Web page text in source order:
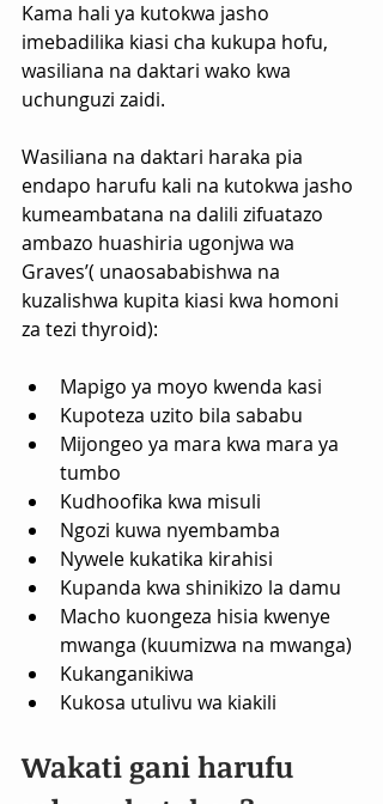
Kama hali ya kutokwa jasho
imebadilika kiasi cha kukupa hofu,
wasiliana na daktari wako kwa
uchunguzi zaidi.
Wasiliana na daktari haraka pia
endapo harufu kali na kutokwa jasho
kumeambatana na dalili zifuatazo
ambazo huashiria ugonjwa wa
Graves’( unaosababishwa na
kuzalishwa kupita kiasi kwa homoni
za tezi thyroid):
Mapigo ya moyo kwenda kasi
Kupoteza uzito bila sababu
Mijongeo ya mara kwa mara ya
tumbo
Kudhoofika kwa misuli
Ngozi kuwa nyembamba
Nywele kukatika kirahisi
Kupanda kwa shinikizo la damu
Macho kuongeza hisia kwenye
mwanga (kuumizwa na mwanga)
Kukanganikiwa
Kukosa utulivu wa kiakili
Wakati gani harufu